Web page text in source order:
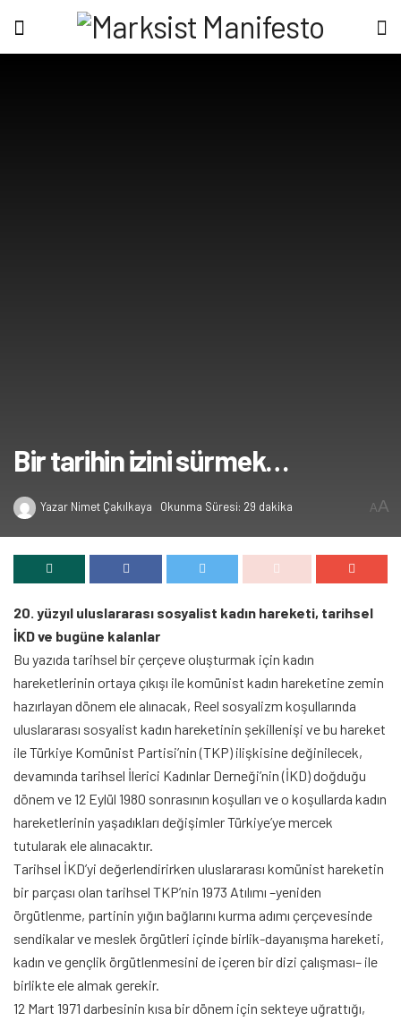
Bir tarihin izini sürmek…
Yazar Nimet Çakılkaya Okunma Süresi: 29 dakika AA
20. yüzyıl uluslararası sosyalist kadın hareketi, tarihsel
İKD ve bugüne kalanlar
Bu yazıda tarihsel bir çerçeve oluşturmak için kadın
hareketlerinin ortaya çıkışı ile komünist kadın hareketine zemin
hazırlayan dönem ele alınacak, Reel sosyalizm koşullarında
uluslararası sosyalist kadın hareketinin şekillenişi ve bu hareket
ile Türkiye Komünist Partisi’nin (TKP) ilişkisine değinilecek,
devamında tarihsel İlerici Kadınlar Derneği’nin (İKD) doğduğu
dönem ve 12 Eylül 1980 sonrasının koşulları ve o koşullarda kadın
hareketlerinin yaşadıkları değişimler Türkiye’ye mercek
tutularak ele alınacaktır.
Tarihsel İKD’yi değerlendirirken uluslararası komünist hareketin
bir parçası olan tarihsel TKP’nin 1973 Atılımı –yeniden
örgütlenme, partinin yığın bağlarını kurma adımı çerçevesinde
sendikalar ve meslek örgütleri içinde birlik-dayanışma hareketi,
kadın ve gençlik örgütlenmesini de içeren bir dizi çalışması– ile
birlikte ele almak gerekir.
12 Mart 1971 darbesinin kısa bir dönem için sekteye uğrattığı,